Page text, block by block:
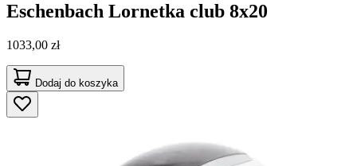
Eschenbach Lornetka club 8x20
1033,00 zł
Dodaj do koszyka